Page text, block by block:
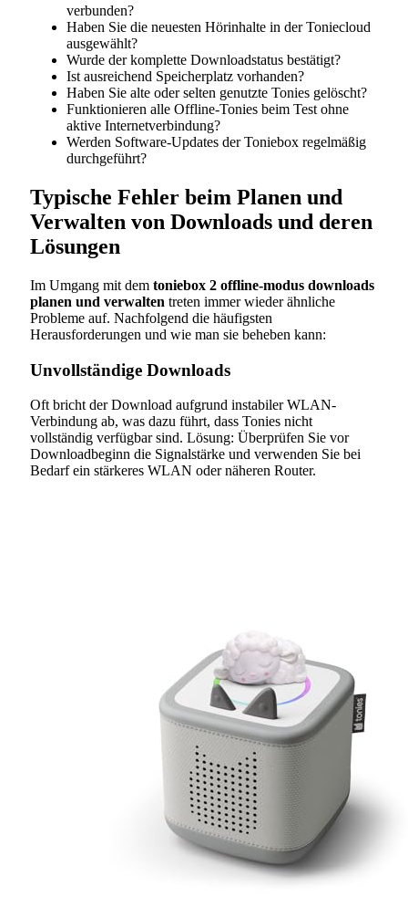
verbunden?
Haben Sie die neuesten Hörinhalte in der Toniecloud
ausgewählt?
Wurde der komplette Downloadstatus bestätigt?
Ist ausreichend Speicherplatz vorhanden?
Haben Sie alte oder selten genutzte Tonies gelöscht?
Funktionieren alle Offline-Tonies beim Test ohne
aktive Internetverbindung?
Werden Software-Updates der Toniebox regelmäßig
durchgeführt?
Typische Fehler beim Planen und
Verwalten von Downloads und deren
Lösungen
Im Umgang mit dem toniebox 2 offline-modus downloads
planen und verwalten treten immer wieder ähnliche
Probleme auf. Nachfolgend die häufigsten
Herausforderungen und wie man sie beheben kann:
Unvollständige Downloads
Oft bricht der Download aufgrund instabiler WLAN-
Verbindung ab, was dazu führt, dass Tonies nicht
vollständig verfügbar sind. Lösung: Überprüfen Sie vor
Downloadbeginn die Signalstärke und verwenden Sie bei
Bedarf ein stärkeres WLAN oder näheren Router.